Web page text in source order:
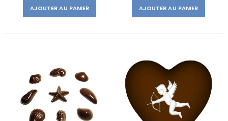
AJOUTER AU PANIER AJOUTER AU PANIER